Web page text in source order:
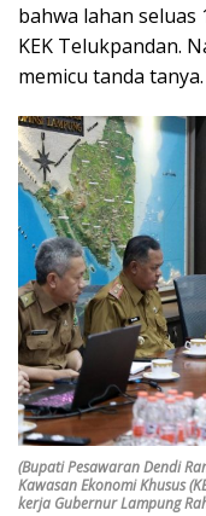
bahwa lahan
KEK Telukpandan.
memicu tanda tanya.
(Bupati Pesawaran Dendi
Kawasan Ekonomi Khusus
kerja Gubernur Lampung